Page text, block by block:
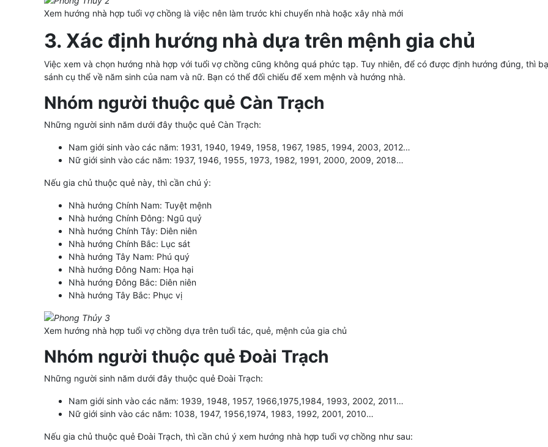
Xem hướng nhà hợp tuổi vợ chồng là việc nên làm trước khi chuyển nhà hoặc xây nhà mới
3. Xác định hướng nhà dựa trên mệnh gia chủ
Việc xem và chọn hướng nhà hợp với tuổi vợ chồng cũng không quá phức tạp. Tuy nhiên, để có được định hướng đúng, thì
sánh cụ thể về năm sinh của nam và nữ. Bạn có thể đối chiếu để xem mệnh và hướng nhà.
Nhóm người thuộc quẻ Càn Trạch
Những người sinh năm dưới đây thuộc quẻ Càn Trạch:
Nam giới sinh vào các năm: 1931, 1940, 1949, 1958, 1967, 1985, 1994, 2003, 2012…
Nữ giới sinh vào các năm: 1937, 1946, 1955, 1973, 1982, 1991, 2000, 2009, 2018…
Nếu gia chủ thuộc quẻ này, thì cần chú ý:
Nhà hướng Chính Nam: Tuyệt mệnh
Nhà hướng Chính Đông: Ngũ quỷ
Nhà hướng Chính Tây: Diên niên
Nhà hướng Chính Bắc: Lục sát
Nhà hướng Tây Nam: Phú quý
Nhà hướng Đông Nam: Họa hại
Nhà hướng Đông Bắc: Diên niên
Nhà hướng Tây Bắc: Phục vị
Xem hướng nhà hợp tuổi vợ chồng dựa trên tuổi tác, quẻ, mệnh của gia chủ
Nhóm người thuộc quẻ Đoài Trạch
Những người sinh năm dưới đây thuộc quẻ Đoài Trạch:
Nam giới sinh vào các năm: 1939, 1948, 1957, 1966,1975,1984, 1993, 2002, 2011…
Nữ giới sinh vào các năm: 1038, 1947, 1956,1974, 1983, 1992, 2001, 2010…
Nếu gia chủ thuộc quẻ Đoài Trạch, thì cần chú ý xem hướng nhà hợp tuổi vợ chồng như sau: